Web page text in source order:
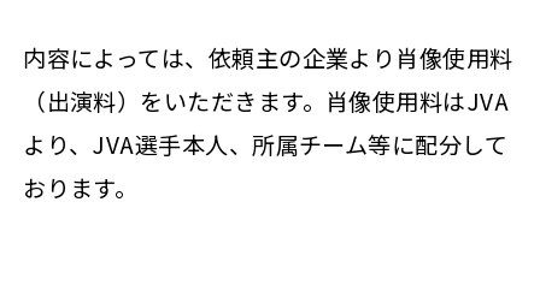
内容によっては、依頼主の企業より肖像使用料
（出演料）をいただきます。肖像使用料はJVA
より、JVA選手本人、所属チーム等に配分して
おります。